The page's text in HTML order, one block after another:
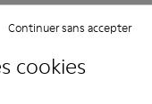
cookies
Continuer sans accepter